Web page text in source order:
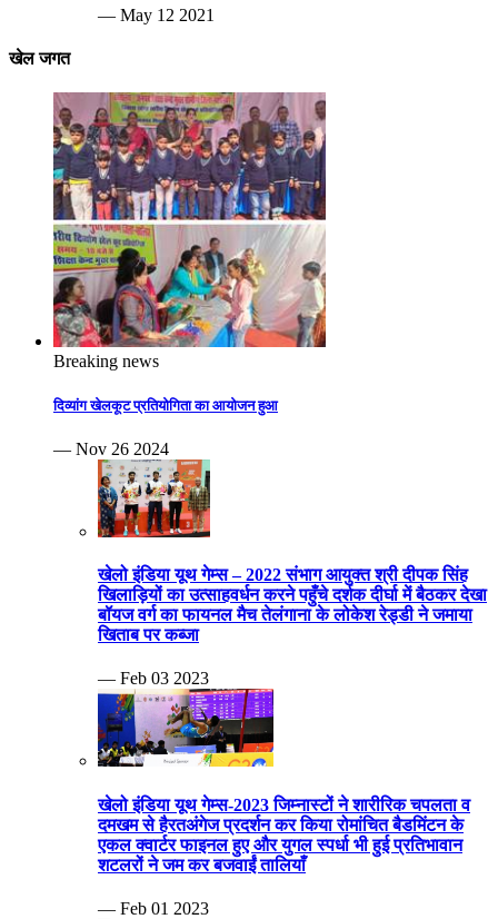
— May 12 2021
खेल जगत
Breaking news
दिव्यांग खेलकूट प्रतियोगिता का आयोजन हुआ
— Nov 26 2024
खेलो इंडिया यूथ गेम्स – 2022 संभाग आयुक्त श्री दीपक सिंह
खिलाड़ियों का उत्साहवर्धन करने पहुँचे दर्शक दीर्घा में बैठकर देखा
बॉयज वर्ग का फायनल मैच तेलंगाना के लोकेश रेड्डी ने जमाया
खिताब पर कब्जा
— Feb 03 2023
खेलो इंडिया यूथ गेम्स-2023 जिम्नास्टों ने शारीरिक चपलता व
दमखम से हैरतअंगेज प्रदर्शन कर किया रोमांचित बैडमिंटन के
एकल क्वार्टर फाइनल हुए और युगल स्पर्धा भी हुई प्रतिभावान
शटलरों ने जम कर बजवाईं तालियाँ
— Feb 01 2023